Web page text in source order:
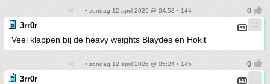
• zondag 12 april 2026 @ 04:53 • 144
3rr0r
Veel klappen bij de heavy weights Blaydes en Hokit
• zondag 12 april 2026 @ 05:24 • 145
3rr0r